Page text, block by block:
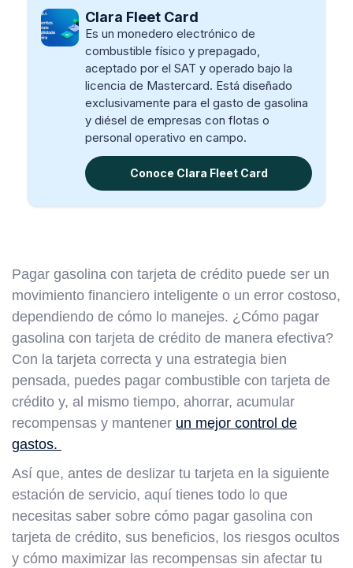
Clara Fleet Card
Es un monedero electrónico de
combustible físico y prepagado,
aceptado por el SAT y operado bajo la
licencia de Mastercard. Está diseñado
exclusivamente para el gasto de gasolina
y diésel de empresas con flotas o
personal operativo en campo.
Conoce Clara Fleet Card
Pagar gasolina con tarjeta de crédito puede ser un
movimiento financiero inteligente o un error costoso,
dependiendo de cómo lo manejes. ¿Cómo pagar
gasolina con tarjeta de crédito de manera efectiva?
Con la tarjeta correcta y una estrategia bien
pensada, puedes pagar combustible con tarjeta de
crédito y, al mismo tiempo, ahorrar, acumular
recompensas y mantener un mejor control de
gastos.
Así que, antes de deslizar tu tarjeta en la siguiente
estación de servicio, aquí tienes todo lo que
necesitas saber sobre cómo pagar gasolina con
tarjeta de crédito, sus beneficios, los riesgos ocultos
y cómo maximizar las recompensas sin afectar tu